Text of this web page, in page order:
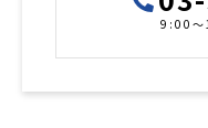
9:00～